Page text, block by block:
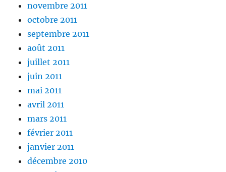
novembre 2011
octobre 2011
septembre 2011
août 2011
juillet 2011
juin 2011
mai 2011
avril 2011
mars 2011
février 2011
janvier 2011
décembre 2010